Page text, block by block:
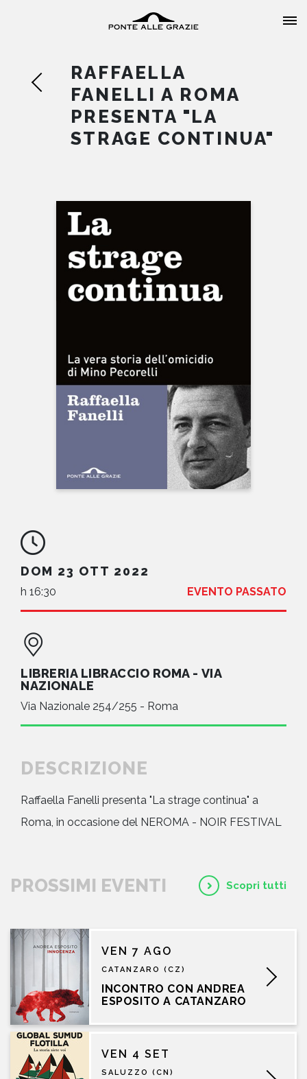
HOME
AUTORI
EVENTI
CONTATTI
RAFFAELLA
FANELLI A ROMA
PRESENTA "LA
STRAGE CONTINUA"
DOM 23 OTT 2022
h 16:30 EVENTO PASSATO
LIBRERIA LIBRACCIO ROMA - VIA
NAZIONALE
Via Nazionale 254/255 - Roma
DESCRIZIONE
Raffaella Fanelli presenta "La strage continua" a
Roma, in occasione del NEROMA - NOIR FESTIVAL
PROSSIMI EVENTI Scopri tutti
VEN 7 AGO
CATANZARO (CZ)
INCONTRO CON ANDREA
ESPOSITO A CATANZARO
VEN 4 SET
SALUZZO (CN)